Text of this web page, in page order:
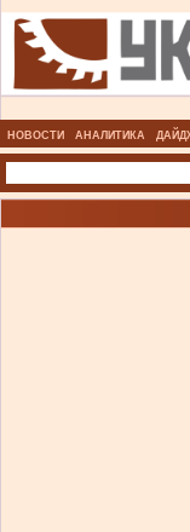
НОВОСТИ АНАЛИТИКА